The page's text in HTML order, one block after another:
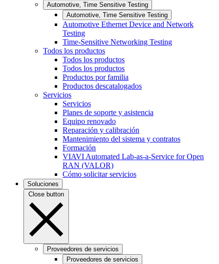
Automotive, Time Sensitive Testing
Automotive, Time Sensitive Testing
Automotive Ethernet Device and Network
Testing
Time-Sensitive Networking Testing
Todos los productos
Todos los productos
Todos los productos
Productos por familia
Productos descatalogados
Servicios
Servicios
Planes de soporte y asistencia
Equipo renovado
Reparación y calibración
Mantenimiento del sistema y contratos
Formación
VIAVI Automated Lab-as-a-Service for Open
RAN (VALOR)
Cómo solicitar servicios
Soluciones
Close button
Proveedores de servicios
Proveedores de servicios